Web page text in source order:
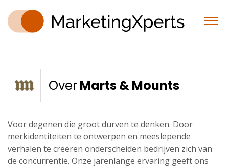
OverMarts & Mounts
Voor degenen die groot durven te denken. Door
merkidentiteiten te ontwerpen en meeslepende
verhalen te creëren onderscheiden bedrijven zich van
de concurrentie. Onze jarenlange ervaring geeft ons